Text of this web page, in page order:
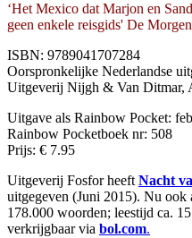
‘Het Mexico dat Marjon en
geen enkele reisgids' De Morgen
ISBN: 9789041707284
Oorspronkelijke Nederlandse
Uitgeverij Nijgh & Van Ditmar,
Uitgave als Rainbow Pocket:
Rainbow Pocketboek nr: 508
Prijs: € 7.95
Uitgeverij Fosfor heeft Nacht
uitgegeven (Juni 2015). Nu
178.000 woorden; leestijd ca.
verkrijgbaar via bol.com.